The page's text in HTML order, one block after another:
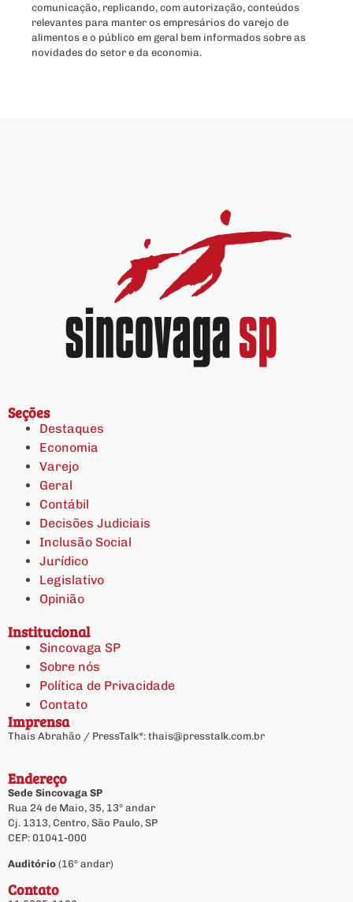
comunicação, replicando, com autorização, conteúdos
relevantes para manter os empresários do varejo de
alimentos e o público em geral bem informados sobre as
novidades do setor e da economia.
Seções
Destaques
Economia
Varejo
Geral
Contábil
Decisões Judiciais
Inclusão Social
Jurídico
Legislativo
Opinião
Institucional
Sincovaga SP
Sobre nós
Política de Privacidade
Contato
Imprensa
Thais Abrahão / PressTalk*: thais@presstalk.com.br
Endereço
Sede Sincovaga SP
Rua 24 de Maio, 35, 13º andar
Cj. 1313, Centro, São Paulo, SP
CEP: 01041-000
Auditório (16º andar)
Contato